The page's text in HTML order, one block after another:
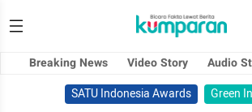
Breaking News Video Story Audio
SATU Indonesia Awards
Green